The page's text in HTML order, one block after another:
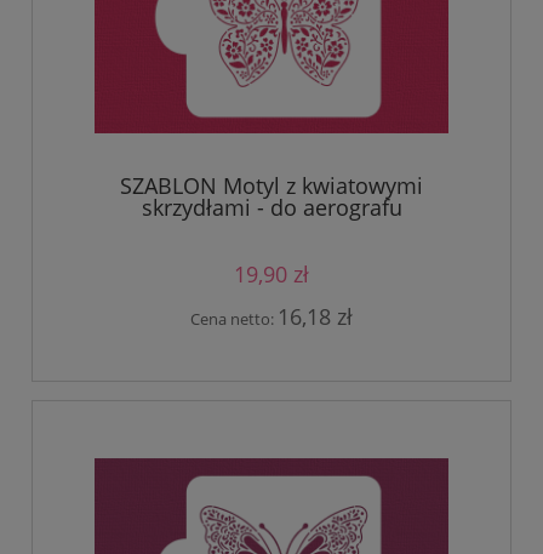
SZABLON Motyl z kwiatowymi
skrzydłami - do aerografu
19,90 zł
Cena netto: 16,18 zł